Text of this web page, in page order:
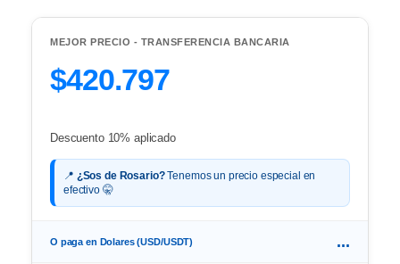
MEJOR PRECIO - TRANSFERENCIA BANCARIA
$420.797
Descuento 10% aplicado
📍 ¿Sos de Rosario?Tenemos un precio especial en
efectivo 🤫
O paga en Dolares (USD/USDT) ...